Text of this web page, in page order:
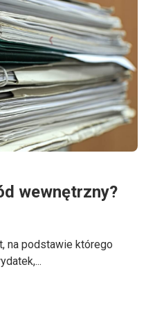
wewnętrzny?
na podstawie którego